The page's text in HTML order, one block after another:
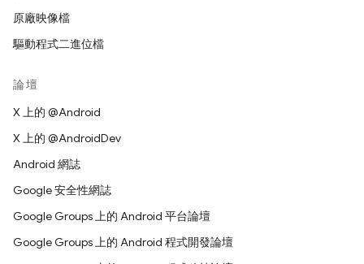
原廠映像檔
驅動程式二進位檔
論壇
X 上的 @Android
X 上的 @AndroidDev
Android 網誌
Google 安全性網誌
Google Groups 上的 Android 平台論壇
Google Groups 上的 Android 程式開發論壇